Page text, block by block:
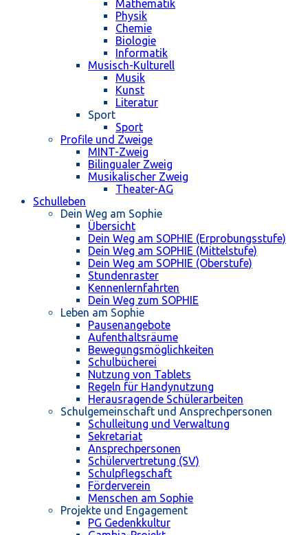
Mathematik
Physik
Chemie
Biologie
Informatik
Musisch-Kulturell
Musik
Kunst
Literatur
Sport
Sport
Profile und Zweige
MINT-Zweig
Bilingualer Zweig
Musikalischer Zweig
Theater-AG
Schulleben
Dein Weg am Sophie
Übersicht
Dein Weg am SOPHIE (Erprobungsstufe)
Dein Weg am SOPHIE (Mittelstufe)
Dein Weg am SOPHIE (Oberstufe)
Stundenraster
Kennenlernfahrten
Dein Weg zum SOPHIE
Leben am Sophie
Pausenangebote
Aufenthaltsräume
Bewegungsmöglichkeiten
Schulbücherei
Nutzung von Tablets
Regeln für Handynutzung
Herausragende Schülerarbeiten
Schulgemeinschaft und Ansprechpersonen
Schulleitung und Verwaltung
Sekretariat
Ansprechpersonen
Schülervertretung (SV)
Schulpflegschaft
Förderverein
Menschen am Sophie
Projekte und Engagement
PG Gedenkkultur